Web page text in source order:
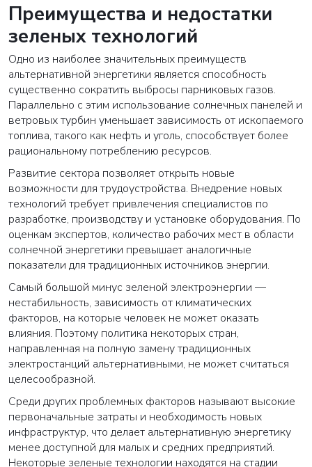
Преимущества и недостатки
зеленых технологий
Одно из наиболее значительных преимуществ
альтернативной энергетики является способность
существенно сократить выбросы парниковых газов.
Параллельно с этим использование солнечных панелей и
ветровых турбин уменьшает зависимость от ископаемого
топлива, такого как нефть и уголь, способствует более
рациональному потреблению ресурсов.
Развитие сектора позволяет открыть новые
возможности для трудоустройства. Внедрение новых
технологий требует привлечения специалистов по
разработке, производству и установке оборудования. По
оценкам экспертов, количество рабочих мест в области
солнечной энергетики превышает аналогичные
показатели для традиционных источников энергии.
Самый большой минус зеленой электроэнергии —
нестабильность, зависимость от климатических
факторов, на которые человек не может оказать
влияния. Поэтому политика некоторых стран,
направленная на полную замену традиционных
электростанций альтернативными, не может считаться
целесообразной.
Среди других проблемных факторов называют высокие
первоначальные затраты и необходимость новых
инфраструктур, что делает альтернативную энергетику
менее доступной для малых и средних предприятий.
Некоторые зеленые технологии находятся на стадии
ВАША ЗАЯВКА ОТПРАВЛЕНА
в ближайшее время наши менеджеры
свяжутся с вами